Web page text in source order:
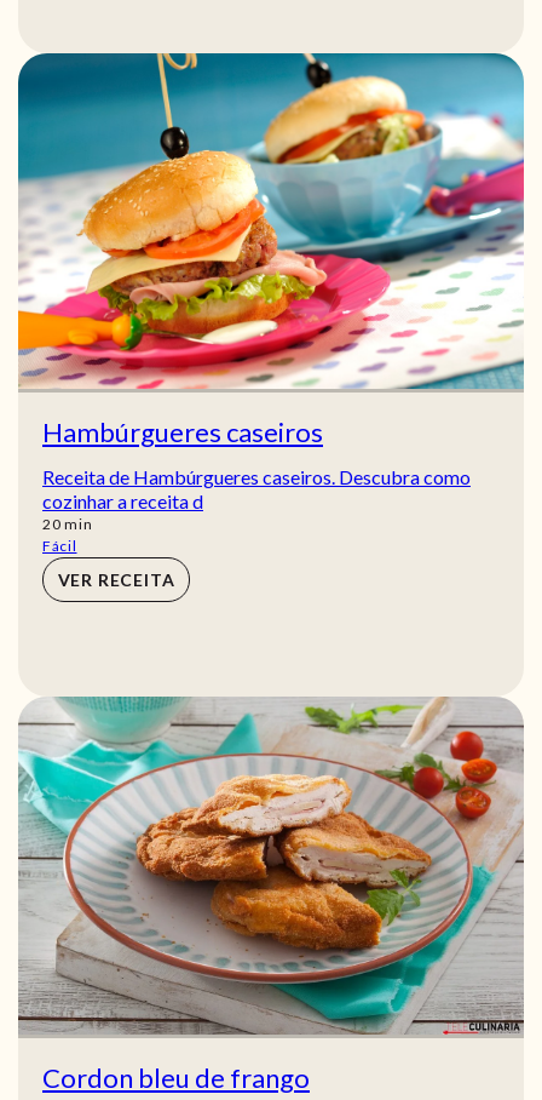
Hambúrgueres caseiros
Receita de Hambúrgueres caseiros. Descubra como
cozinhar a receita d
20min
min
Fácil
VER RECEITA
Cordon bleu de frango